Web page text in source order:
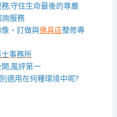
,守住生命最後的尊嚴
詢服務
、訂做與佛具店整修專
事務所
,風評第一
適用在何種環境中呢?